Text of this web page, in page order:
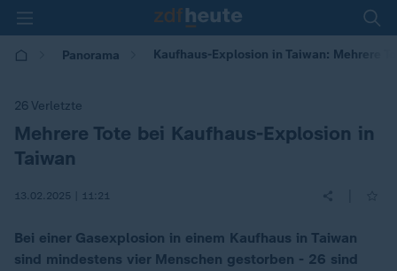
Panorama Kaufhaus-Explosion in Taiwan: Mehrere
26 Verletzte
:Mehrere Tote bei Kaufhaus-Explosion in
Taiwan
13.02.2025 | 11:21
Bei einer Gasexplosion in einem Kaufhaus in Taiwan
sind mindestens vier Menschen gestorben - 26 sind